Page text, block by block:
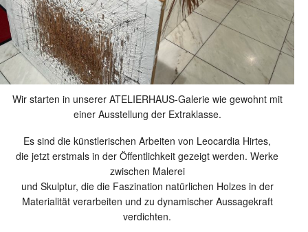
Wir starten in unserer ATELIERHAUS-Galerie wie gewohnt mit
einer Ausstellung der Extraklasse.
Es sind die künstlerischen Arbeiten von Leocardia Hirtes,
die jetzt erstmals in der Öffentlichkeit gezeigt werden. Werke
zwischen Malerei
und Skulptur, die die Faszination natürlichen Holzes in der
Materialität verarbeiten und zu dynamischer Aussagekraft
verdichten.